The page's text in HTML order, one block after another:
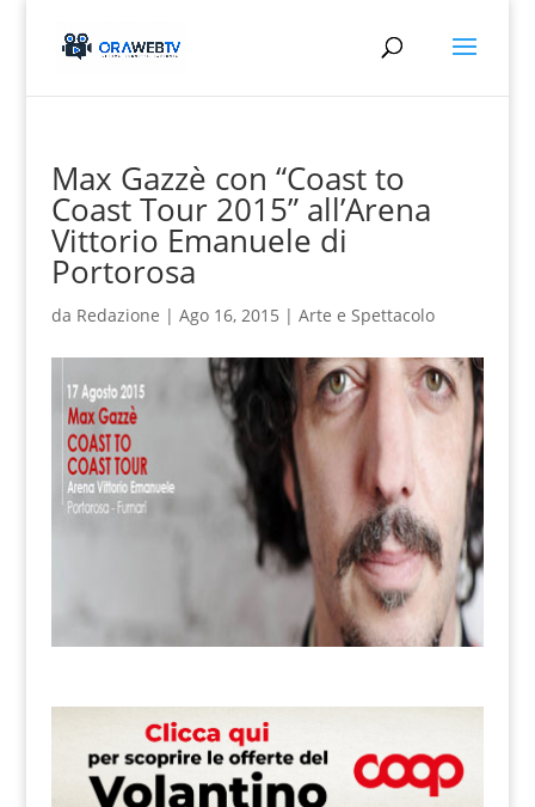
Max Gazzè con “Coast to
Coast Tour 2015” all’Arena
Vittorio Emanuele di
Portorosa
da Redazione | Ago 16, 2015 | Arte e Spettacolo